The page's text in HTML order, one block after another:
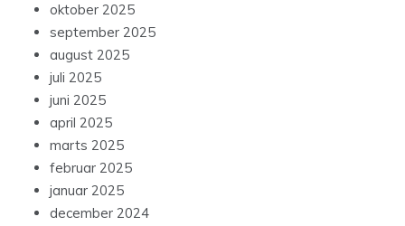
oktober 2025
september 2025
august 2025
juli 2025
juni 2025
april 2025
marts 2025
februar 2025
januar 2025
december 2024